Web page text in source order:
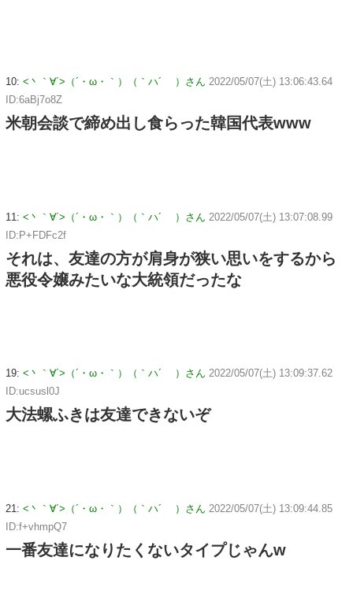
10: <丶｀∀´>（´・ω・｀）（｀ハ´ ）さん 2022/05/07(土) 13:06:43.64
ID:6aBj7o8Z
米朝会談で締め出し食らった韓国代表www
11: <丶｀∀´>（´・ω・｀）（｀ハ´ ）さん 2022/05/07(土) 13:07:08.99
ID:P+FDFc2f
それは、友達の方が肩身が狭い思いをするから
悪役令嬢みたいな大統領だったな
19: <丶｀∀´>（´・ω・｀）（｀ハ´ ）さん 2022/05/07(土) 13:09:37.62
ID:ucsusl0J
大法螺ふきは友達できないぞ
21: <丶｀∀´>（´・ω・｀）（｀ハ´ ）さん 2022/05/07(土) 13:09:44.85
ID:f+vhmpQ7
一番友達になりたくないタイプじゃんw